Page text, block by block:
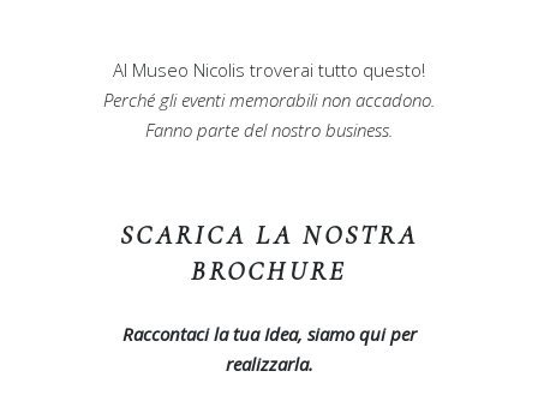
Al Museo Nicolis troverai tutto questo!
Perché gli eventi memorabili non accadono.
Fanno parte del nostro business.
SCARICA LA NOSTRA
BROCHURE
Raccontaci la tua Idea, siamo qui per
realizzarla.